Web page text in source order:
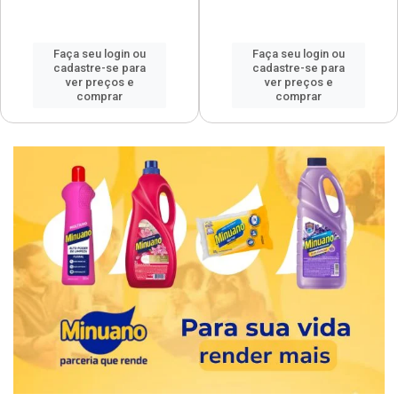
Faça seu login ou
cadastre-se para
ver preços e
comprar
Faça seu login ou
cadastre-se para
ver preços e
comprar